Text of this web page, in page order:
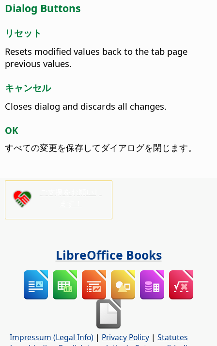
Dialog Buttons
リセット
Resets modified values back to the tab page
previous values.
キャンセル
Closes dialog and discards all changes.
OK
すべての変更を保存してダイアログを閉じます。
LibreOffice Books
Impressum (Legal Info) | Privacy Policy | Statutes